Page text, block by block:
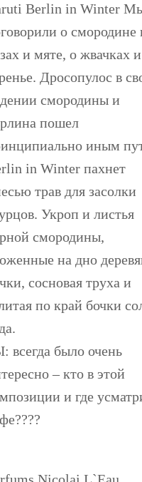
Berlin in WinterМы
о смородине
и мяте, о жвачках и
Дросопулос в
смородины и
пошел
иным
in Winter пахнет
трав для засолки
Укроп и листья
смородины,
на дно
сосновая труха и
по край бочки
всегда было очень
– кто в этой
и где